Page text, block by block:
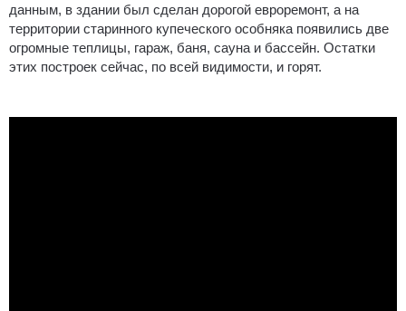
данным, в здании был сделан дорогой евроремонт, а на
территории старинного купеческого особняка появились две
огромные теплицы, гараж, баня, сауна и бассейн. Остатки
этих построек сейчас, по всей видимости, и горят.